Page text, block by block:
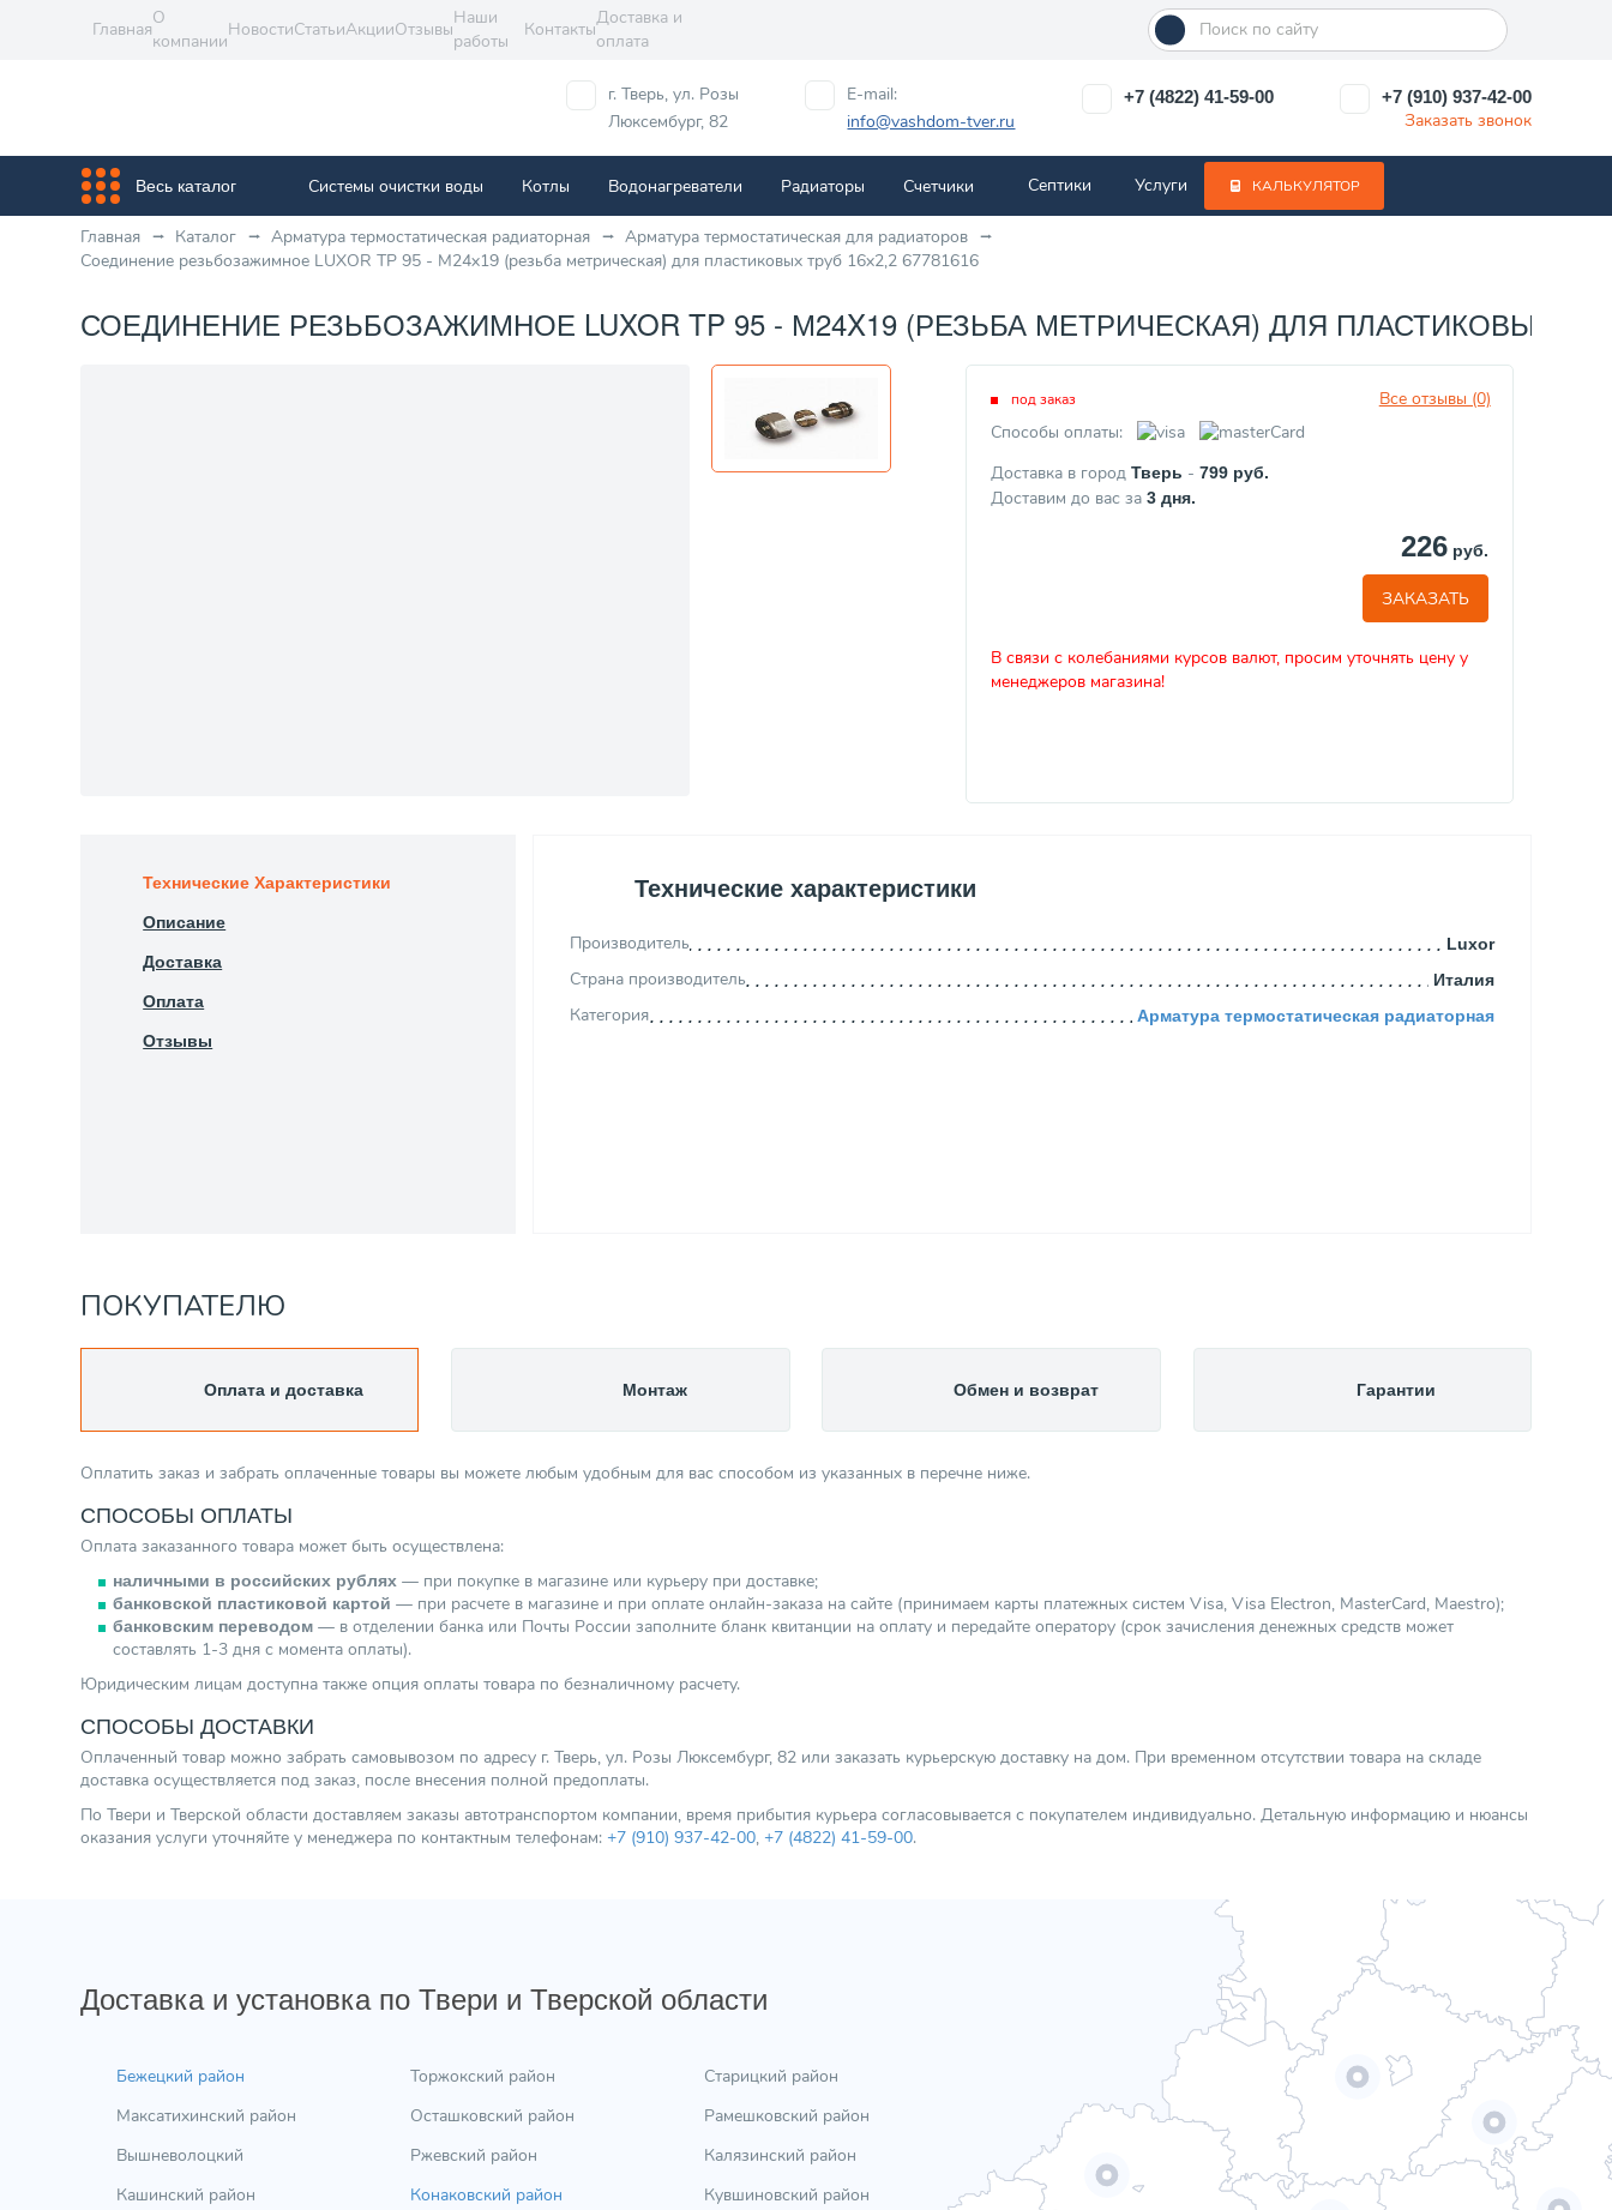
Главная
О
компании
НовостиСтатьиАкцииОтзывы
Наши
работы
Контакты
Доставка и
оплата
г. Тверь, ул. Розы
Люксембург, 82
E-mail:
info@vashdom-tver.ru
+7 (4822) 41-59-00 +7 (910) 937-42-00
Заказать звонок
Весь каталог Системы очистки воды Котлы Водонагреватели Радиаторы Cчетчики Септики Услуги КАЛЬКУЛЯТОР
Главная Каталог Арматура термостатическая радиаторная
Арматура термостатическая для радиаторов
Соединение резьбозажимное LUXOR TP 95 - М24x19 (резьба метрическая) для пластиковых труб 16x2,2 67781616
СОЕДИНЕНИЕ РЕЗЬБОЗАЖИМНОЕ LUXOR TP 95 - М24X19 (РЕЗЬБА МЕТРИЧЕСКАЯ) ДЛЯ ПЛАСТИКОВЫХ
Все отзывы (0)
под заказ
Способы оплаты:
Доставка в город Тверь - 799 руб.
Доставим до вас за 3 дня.
226руб.
ЗАКАЗАТЬ
В связи с колебаниями курсов валют, просим уточнять цену у
менеджеров магазина!
Технические Характеристики Технические характеристики
Производитель Luxor
Страна производитель Италия
Категория Арматура термостатическая радиаторная
Описание
Доставка
Оплата
Отзывы
ПОКУПАТЕЛЮ
Оплата и доставка
Оплатить заказ и забрать оплаченные товары вы можете любым удобным для вас способом из указанных в перечне ниже.
СПОСОБЫ ОПЛАТЫ
Оплата заказанного товара может быть осуществлена:
наличными в российских рублях — при покупке в магазине или курьеру при доставке;
банковской пластиковой картой — при расчете в магазине и при оплате онлайн-заказа на сайте (принимаем карты платежных систем Visa, Visa Electron, MasterCard, Maestro);
банковским переводом — в отделении банка или Почты России заполните бланк квитанции на оплату и передайте оператору (срок зачисления денежных средств может
составлять 1-3 дня с момента оплаты).
Юридическим лицам доступна также опция оплаты товара по безналичному расчету.
СПОСОБЫ ДОСТАВКИ
Оплаченный товар можно забрать самовывозом по адресу г. Тверь, ул. Розы Люксембург, 82 или заказать курьерскую доставку на дом. При временном отсутствии товара на складе
доставка осуществляется под заказ, после внесения полной предоплаты.
По Твери и Тверской области доставляем заказы автотранспортом компании, время прибытия курьера согласовывается с покупателем индивидуально. Детальную информацию и нюансы
оказания услуги уточняйте у менеджера по контактным телефонам: +7 (910) 937-42-00, +7 (4822) 41-59-00.
Монтаж Обмен и возврат Гарантии
Доставка и установка по Твери и Тверской области
Бежецкий район
Максатихинский район
Вышневолоцкий
Кашинский район
Торжокский район
Осташковский район
Ржевский район
Конаковский район
Старицкий район
Рамешковский район
Калязинский район
Кувшиновский район